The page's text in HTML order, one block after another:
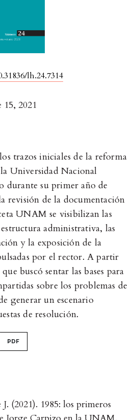
lh.24.7314
15, 2021
(2021). 1985: los primeros
trazos iniciales de la reforma
Universidad Nacional
durante su primer año de
revisión de la documentación
UNAM se visibilizan las
administrativa, las
y la exposición de la
por el rector. A partir
buscó sentar las bases para
sobre los problemas de
generar un escenario
de resolución.
PDF